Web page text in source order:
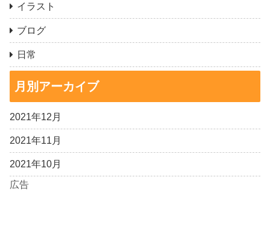
イラスト
ブログ
日常
月別アーカイブ
2021年12月
2021年11月
2021年10月
広告